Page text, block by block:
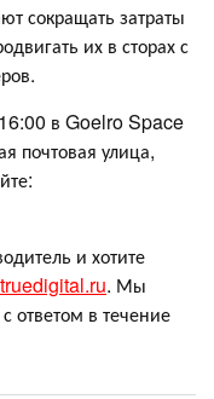
сокращать затраты
их в сторах с
в Goelro Space
почтовая улица,
и хотите
. Мы
ответом в течение